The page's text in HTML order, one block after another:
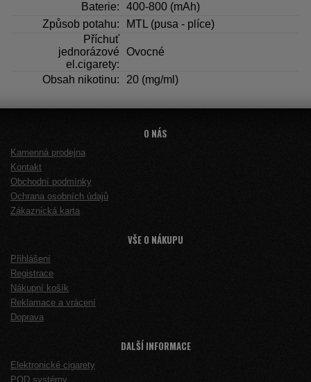
Baterie:
400-800 (mAh)
Způsob potahu:
MTL (pusa - plíce)
Příchuť
jednorázové
el.cigarety:
Ovocné
Obsah nikotinu: 20 (mg/ml)
O NÁS
Kamenná prodejna
Kontakt
Obchodní podmínky
Ochrana osobních údajů
Zákaznická karta
VŠE O NÁKUPU
Přihlášení
Registrace
Nákupní košík
Reklamace a vrácení
Doprava
DALŠÍ INFORMACE
Elektronické cigarety
POD systémy